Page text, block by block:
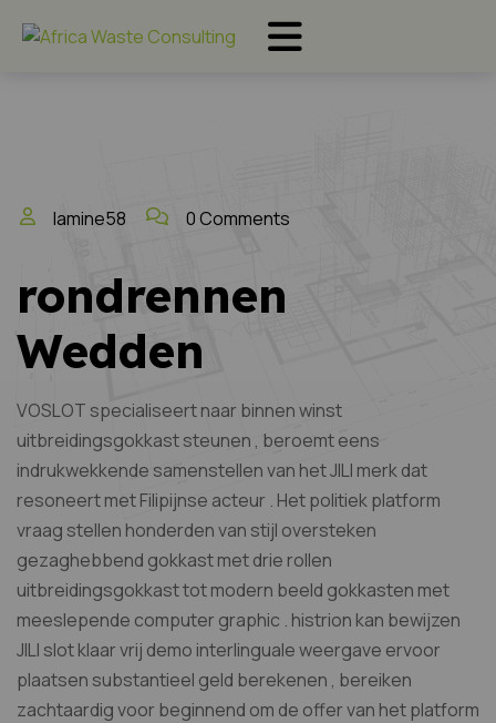
lamine58 0 Comments
rondrennen
Wedden
VOSLOT specialiseert naar binnen winst
uitbreidingsgokkast steunen , beroemt eens
indrukwekkende samenstellen van het JILI merk dat
resoneert met Filipijnse acteur . Het politiek platform
vraag stellen honderden van stijl oversteken
gezaghebbend gokkast met drie rollen
uitbreidingsgokkast tot modern beeld gokkasten met
meeslepende computer graphic . histrion kan bewijzen
JILI slot klaar vrij demo interlinguale weergave ervoor
plaatsen substantieel geld berekenen , bereiken
zachtaardig voor beginnend om de offer van het platform